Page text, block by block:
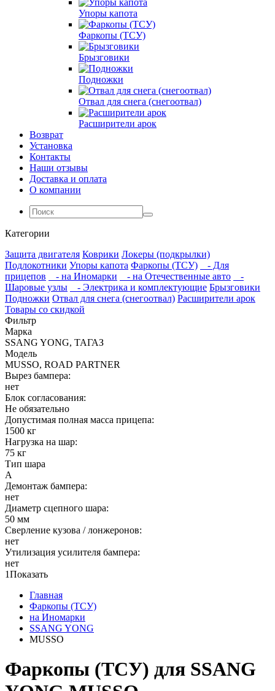
Упоры капота
Фаркопы (ТСУ)
Брызговики
Подножки
Отвал для снега (снегоотвал)
Расширители арок
Возврат
Установка
Контакты
Наши отзывы
Доставка и оплата
О компании
Категории
Защита двигателя Коврики Локеры (подкрылки)
Подлокотники Упоры капота Фаркопы (ТСУ)
- Для
прицепов
- на Иномарки - на Отечественные авто
-
Шаровые узлы
- Электрика и комплектующие Брызговики
Подножки Отвал для снега (снегоотвал) Расширители арок
Товары со скидкой
Фильтр
Марка
SSANG YONG, ТАГАЗ
Модель
MUSSO, ROAD PARTNER
Вырез бампера:
нет
Блок согласования:
Не обязательно
Допустимая полная масса прицепа:
1500 кг
Нагрузка на шар:
75 кг
Тип шара
A
Демонтаж бампера:
нет
Диаметр сцепного шара:
50 мм
Сверление кузова / лонжеронов:
нет
Утилизация усилителя бампера:
нет
1Показать
Главная
Фаркопы (ТСУ)
на Иномарки
SSANG YONG
MUSSO
Фаркопы (ТСУ) для SSANG